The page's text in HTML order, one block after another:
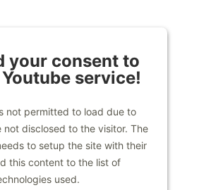
your consent to
service!
not permitted to load due to
disclosed to the visitor. The
to setup the site with their
this content to the list of
used.